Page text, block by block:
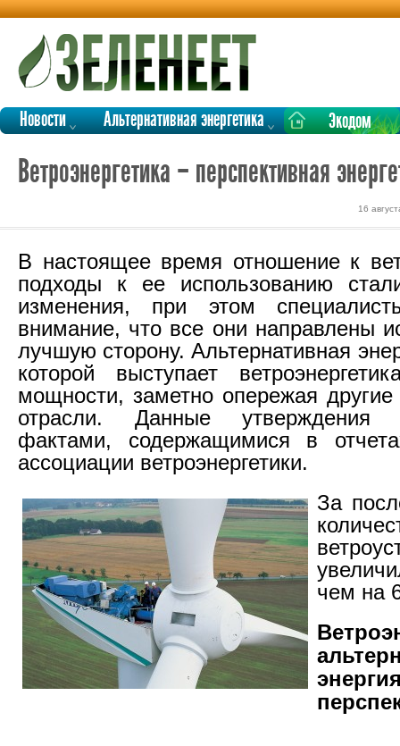
Новости Альтернативная энергетика Экодом
Ветроэнергетика – перспективная
16
В настоящее время отношение к
подходы к ее использованию
изменения, при этом
внимание, что все они направлены
лучшую сторону. Альтернативная
которой выступает
мощности, заметно опережая другие
отрасли. Данные утверждения
фактами, содержащимися в
ассоциации ветроэнергетики.
За
чем на